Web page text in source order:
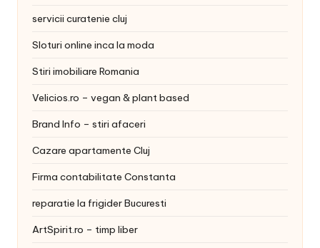
servicii curatenie cluj
Sloturi online inca la moda
Stiri imobiliare Romania
Velicios.ro – vegan & plant based
Brand Info – stiri afaceri
Cazare apartamente Cluj
Firma contabilitate Constanta
reparatie la frigider Bucuresti
ArtSpirit.ro – timp liber